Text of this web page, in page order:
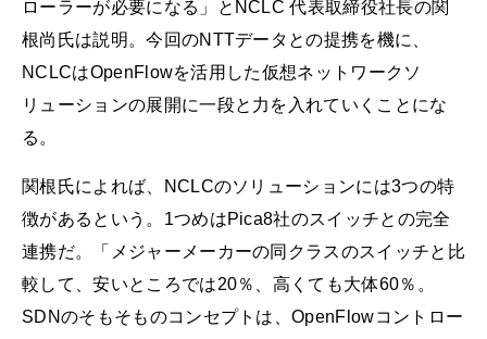
ローラーが必要になる」とNCLC 代表取締役社長の関
根尚氏は説明。今回のNTTデータとの提携を機に、
NCLCはOpenFlowを活用した仮想ネットワークソ
リューションの展開に一段と力を入れていくことにな
る。
関根氏によれば、NCLCのソリューションには3つの特
徴があるという。1つめはPica8社のスイッチとの完全
連携だ。「メジャーメーカーの同クラスのスイッチと比
較して、安いところでは20％、高くても大体60％。
SDNのそもそものコンセプトは、OpenFlowコントロー